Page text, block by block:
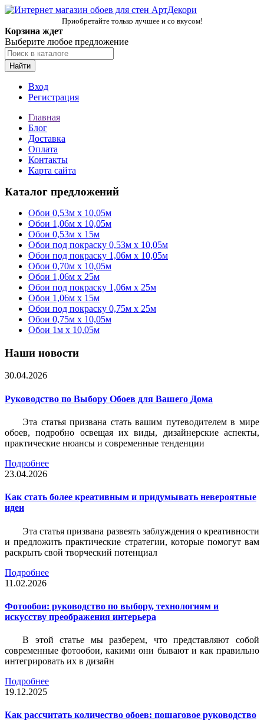
Приобретайте только лучшее и со вкусом!
Корзина ждет
Выберите любое предложение
Найти
Вход
Регистрация
Главная
Блог
Доставка
Оплата
Контакты
Карта сайта
Каталог предложений
Обои 0,53м x 10,05м
Обои 1,06м х 10,05м
Обои 0,53м x 15м
Обои под покраску 0,53м x 10,05м
Обои под покраску 1,06м х 10,05м
Обои 0,70м x 10,05м
Обои 1,06м x 25м
Обои под покраску 1,06м x 25м
Обои 1,06м x 15м
Обои под покраску 0,75м x 25м
Обои 0,75м x 10,05м
Обои 1м х 10,05м
Наши новости
30.04.2026
Руководство по Выбору Обоев для Вашего Дома
Эта статья призвана стать вашим путеводителем в мире
обоев, подробно освещая их виды, дизайнерские аспекты,
практические нюансы и современные тенденции
Подробнее
23.04.2026
Как стать более креативным и придумывать невероятные
идеи
Эта статья призвана развеять заблуждения о креативности
и предложить практические стратегии, которые помогут вам
раскрыть свой творческий потенциал
Подробнее
11.02.2026
Фотообои: руководство по выбору, технологиям и
искусству преображения интерьера
В этой статье мы разберем, что представляют собой
современные фотообои, какими они бывают и как правильно
интегрировать их в дизайн
Подробнее
19.12.2025
Как рассчитать количество обоев: пошаговое руководство